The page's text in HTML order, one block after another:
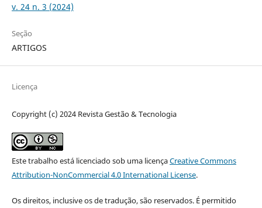
v. 24 n. 3 (2024)
Seção
ARTIGOS
Licença
Copyright (c) 2024 Revista Gestão & Tecnologia
Este trabalho está licenciado sob uma licençaCreative Commons
Attribution-NonCommercial 4.0 International License.
Os direitos, inclusive os de tradução, são reservados. É permitido